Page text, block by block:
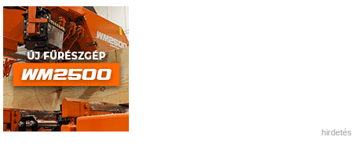
hirdetés